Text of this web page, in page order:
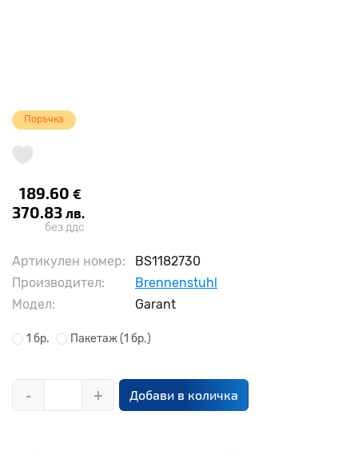
Поръчка
189.60 €
370.83 лв.
без ддс
Артикулен номер:
BS1182730
Производител:
Brennenstuhl
Модел:
Garant
1 бр. Пакетаж(1 бр.)
- + Добави в количка